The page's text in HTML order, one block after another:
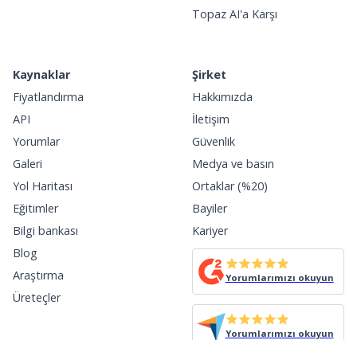
Topaz AI'a Karşı
Kaynaklar
Fiyatlandırma
API
Yorumlar
Galeri
Yol Haritası
Eğitimler
Bilgi bankası
Blog
Araştırma
Üreteçler
Şirket
Hakkımızda
İletişim
Güvenlik
Medya ve basın
Ortaklar (%20)
Bayiler
Kariyer
Yorumlarımızı okuyun
Yorumlarımızı okuyun